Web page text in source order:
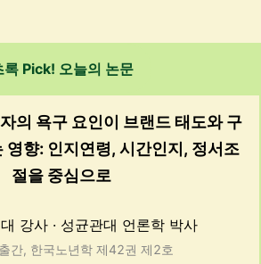
록 Pick! 오늘의 논문
의 욕구 요인이 브랜드 태도와 구
영향: 인지연령, 시간인지, 정서조
절을 중심으로
강사 · 성균관대 언론학 박사
간, 한국노년학 제42권 제2호